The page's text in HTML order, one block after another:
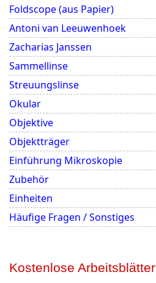
Foldscope (aus Papier)
Antoni van Leeuwenhoek
Zacharias Janssen
Sammellinse
Streuungslinse
Okular
Objektive
Objektträger
Einführung Mikroskopie
Zubehör
Einheiten
Häufige Fragen / Sonstiges
Kostenlose Arbeitsblätter